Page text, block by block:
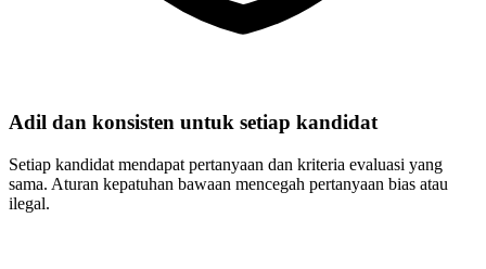
Adil dan konsisten untuk setiap kandidat
Setiap kandidat mendapat pertanyaan dan kriteria evaluasi yang
sama. Aturan kepatuhan bawaan mencegah pertanyaan bias atau
ilegal.